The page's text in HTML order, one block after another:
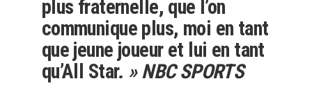
plus fraternelle, que l’on
communique plus, moi en tant
que jeune joueur et lui en tant
qu’All Star. » NBC SPORTS